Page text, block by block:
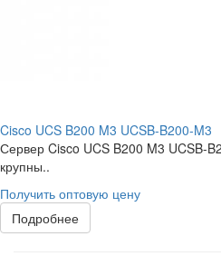
Cisco UCS B200 M3 UCSB-B200-M3
Сервер Cisco UCS B200 M3 UCSB-
крупны..
Получить оптовую цену
Подробнее